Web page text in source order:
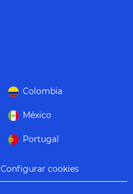
Colombia
México
Portugal
Configurar cookies